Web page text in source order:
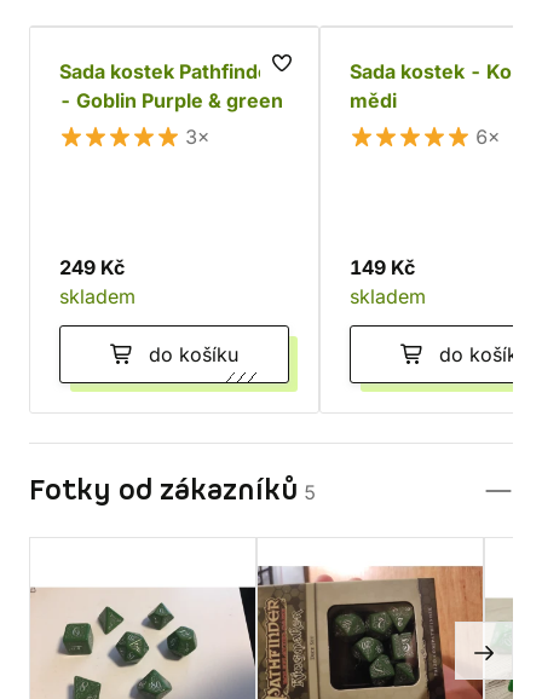
Sada kostek Pathfinder
- Goblin Purple & green
3×
249 Kč
skladem
do košíku
Sada kostek -
mědi
6×
149 Kč
skladem
do košíku
Fotky od zákazníků 5